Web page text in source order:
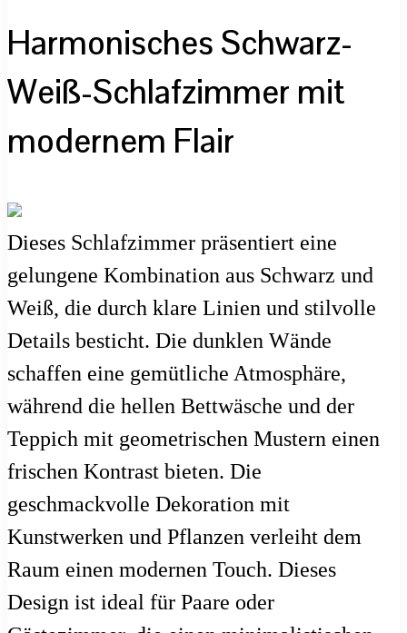
Harmonisches Schwarz-
Weiß-Schlafzimmer mit
modernem Flair
Dieses Schlafzimmer präsentiert eine
gelungene Kombination aus Schwarz und
Weiß, die durch klare Linien und stilvolle
Details besticht. Die dunklen Wände
schaffen eine gemütliche Atmosphäre,
während die hellen Bettwäsche und der
Teppich mit geometrischen Mustern einen
frischen Kontrast bieten. Die
geschmackvolle Dekoration mit
Kunstwerken und Pflanzen verleiht dem
Raum einen modernen Touch. Dieses
Design ist ideal für Paare oder